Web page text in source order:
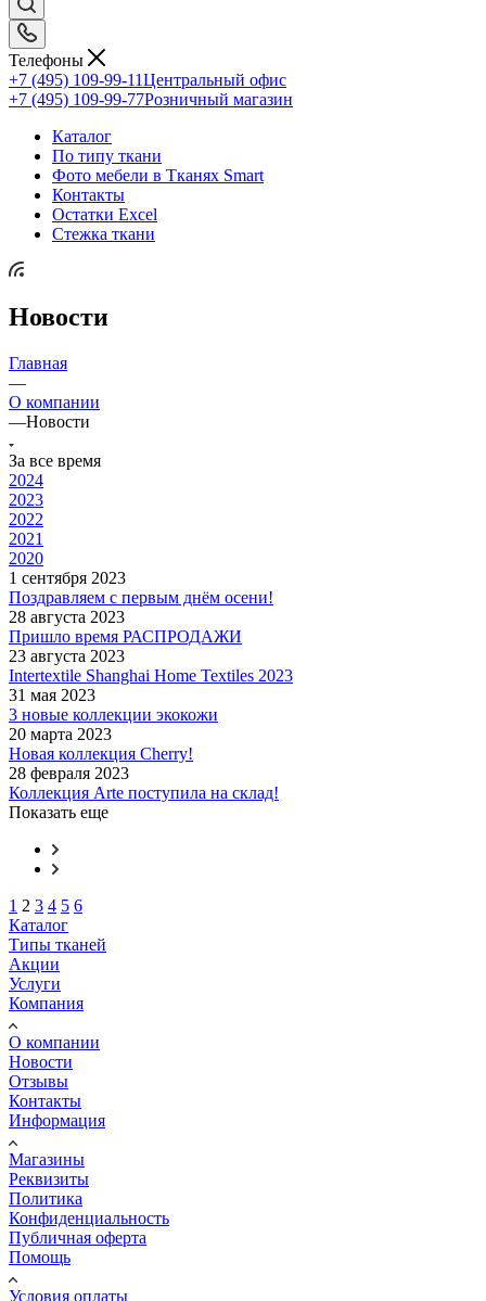
Телефоны
+7 (495) 109-99-11Центральный офис
+7 (495) 109-99-77Розничный магазин
Каталог
По типу ткани
Фото мебели в Тканях Smart
Контакты
Остатки Excel
Стежка ткани
Новости
Главная
—
О компании
—Новости
За все время
2024
2023
2022
2021
2020
1 сентября 2023
Поздравляем с первым днём осени!
28 августа 2023
Пришло время РАСПРОДАЖИ
23 августа 2023
Intertextile Shanghai Home Textiles 2023
31 мая 2023
3 новые коллекции экокожи
20 марта 2023
Новая коллекция Cherry!
28 февраля 2023
Коллекция Arte поступила на склад!
Показать еще
1 2 3 4 5 6
Каталог
Типы тканей
Акции
Услуги
Компания
О компании
Новости
Отзывы
Контакты
Информация
Магазины
Реквизиты
Политика
Конфиденциальность
Публичная оферта
Помощь
Условия оплаты